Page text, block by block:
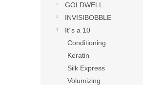
GOLDWELL
INVISIBOBBLE
It´s a 10
Conditioning
Keratin
Silk Express
Volumizing